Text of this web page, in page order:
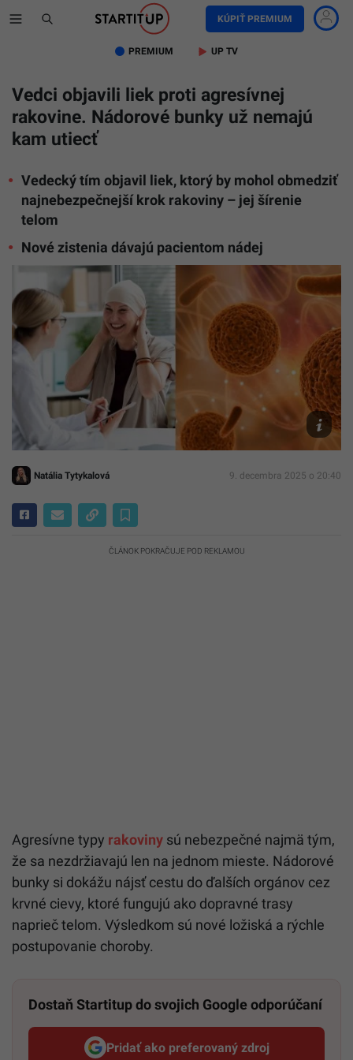
KÚPIŤ PREMIUM
PREMIUM UP TV
Vedci objavili liek proti agresívnej
rakovine. Nádorové bunky už nemajú
kam utiecť
Vedecký tím objavil liek, ktorý by mohol obmedziť
najnebezpečnejší krok rakoviny – jej šírenie
telom
Nové zistenia dávajú pacientom nádej
foto
Freepik
Natália Tytykalová 9. decembra 2025 o 20:40
ČLÁNOK POKRAČUJE POD REKLAMOU
Agresívne typy rakoviny sú nebezpečné najmä tým,
že sa nezdržiavajú len na jednom mieste. Nádorové
bunky si dokážu nájsť cestu do ďalších orgánov cez
krvné cievy, ktoré fungujú ako dopravné trasy
naprieč telom. Výsledkom sú nové ložiská a rýchle
postupovanie choroby.
Dostaň Startitup do svojich Google odporúčaní
Pridať ako preferovaný zdroj
Startitup, odkaz sa otvorí v